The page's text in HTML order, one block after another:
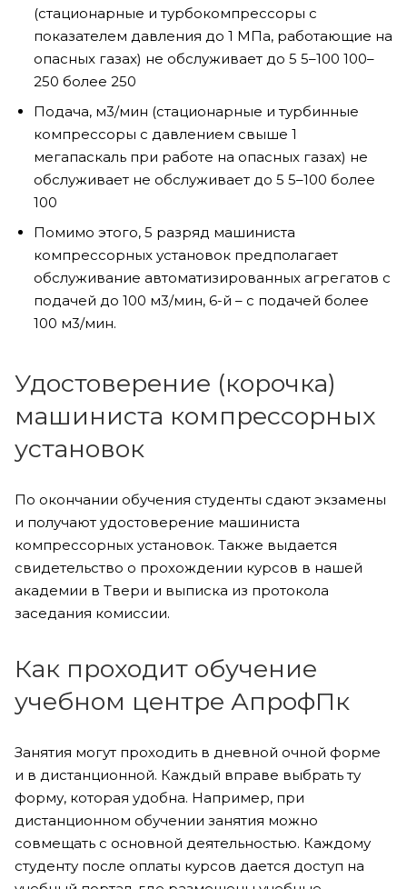
(стационарные и турбокомпрессоры с
показателем давления до 1 МПа, работающие на
опасных газах) не обслуживает до 5 5–100 100–
250 более 250
Подача, м3/мин (стационарные и турбинные
компрессоры с давлением свыше 1
мегапаскаль при работе на опасных газах) не
обслуживает не обслуживает до 5 5–100 более
100
Помимо этого, 5 разряд машиниста
компрессорных установок предполагает
обслуживание автоматизированных агрегатов с
подачей до 100 м3/мин, 6-й – с подачей более
100 м3/мин.
Удостоверение (корочка)
машиниста компрессорных
установок
По окончании обучения студенты сдают экзамены
и получают удостоверение машиниста
компрессорных установок. Также выдается
свидетельство о прохождении курсов в нашей
академии в Твери и выписка из протокола
заседания комиссии.
Как проходит обучение
учебном центре АпрофПк
Занятия могут проходить в дневной очной форме
и в дистанционной. Каждый вправе выбрать ту
форму, которая удобна. Например, при
дистанционном обучении занятия можно
совмещать с основной деятельностью. Каждому
студенту после оплаты курсов дается доступ на